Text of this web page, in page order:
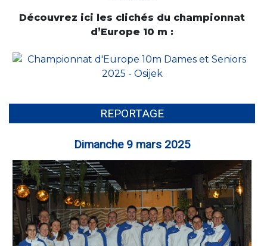
Découvrez ici les clichés du championnat
d’Europe 10 m :
REPORTAGE
Dimanche 9 mars 2025